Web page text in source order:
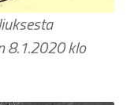
8.1.2020 klo